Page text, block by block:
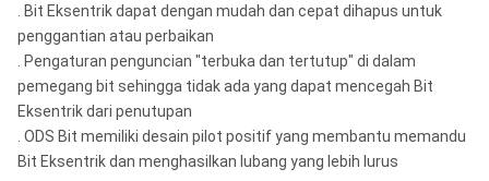
Bit Eksentrik dapat dengan mudah dan cepat dihapus untuk
penggantian atau perbaikan
Pengaturan penguncian "terbuka dan tertutup" di dalam
pemegang bit sehingga tidak ada yang dapat mencegah Bit
Eksentrik dari penutupan
ODS Bit memiliki desain pilot positif yang membantu memandu
Bit Eksentrik dan menghasilkan lubang yang lebih lurus